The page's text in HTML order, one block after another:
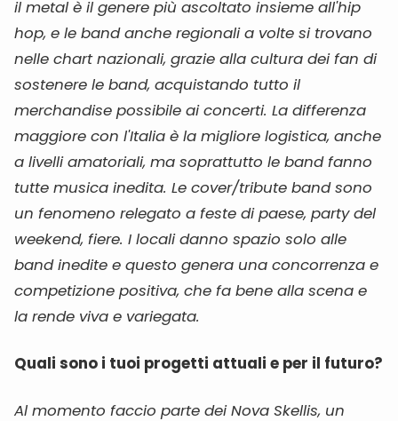
il metal è il genere più ascoltato insieme all'hip
hop, e le band anche regionali a volte si trovano
nelle chart nazionali, grazie alla cultura dei fan di
sostenere le band, acquistando tutto il
merchandise possibile ai concerti. La differenza
maggiore con l'Italia è la migliore logistica, anche
a livelli amatoriali, ma soprattutto le band fanno
tutte musica inedita. Le cover/tribute band sono
un fenomeno relegato a feste di paese, party del
weekend, fiere. I locali danno spazio solo alle
band inedite e questo genera una concorrenza e
competizione positiva, che fa bene alla scena e
la rende viva e variegata.
Quali sono i tuoi progetti attuali e per il futuro?
Al momento faccio parte dei Nova Skellis, un